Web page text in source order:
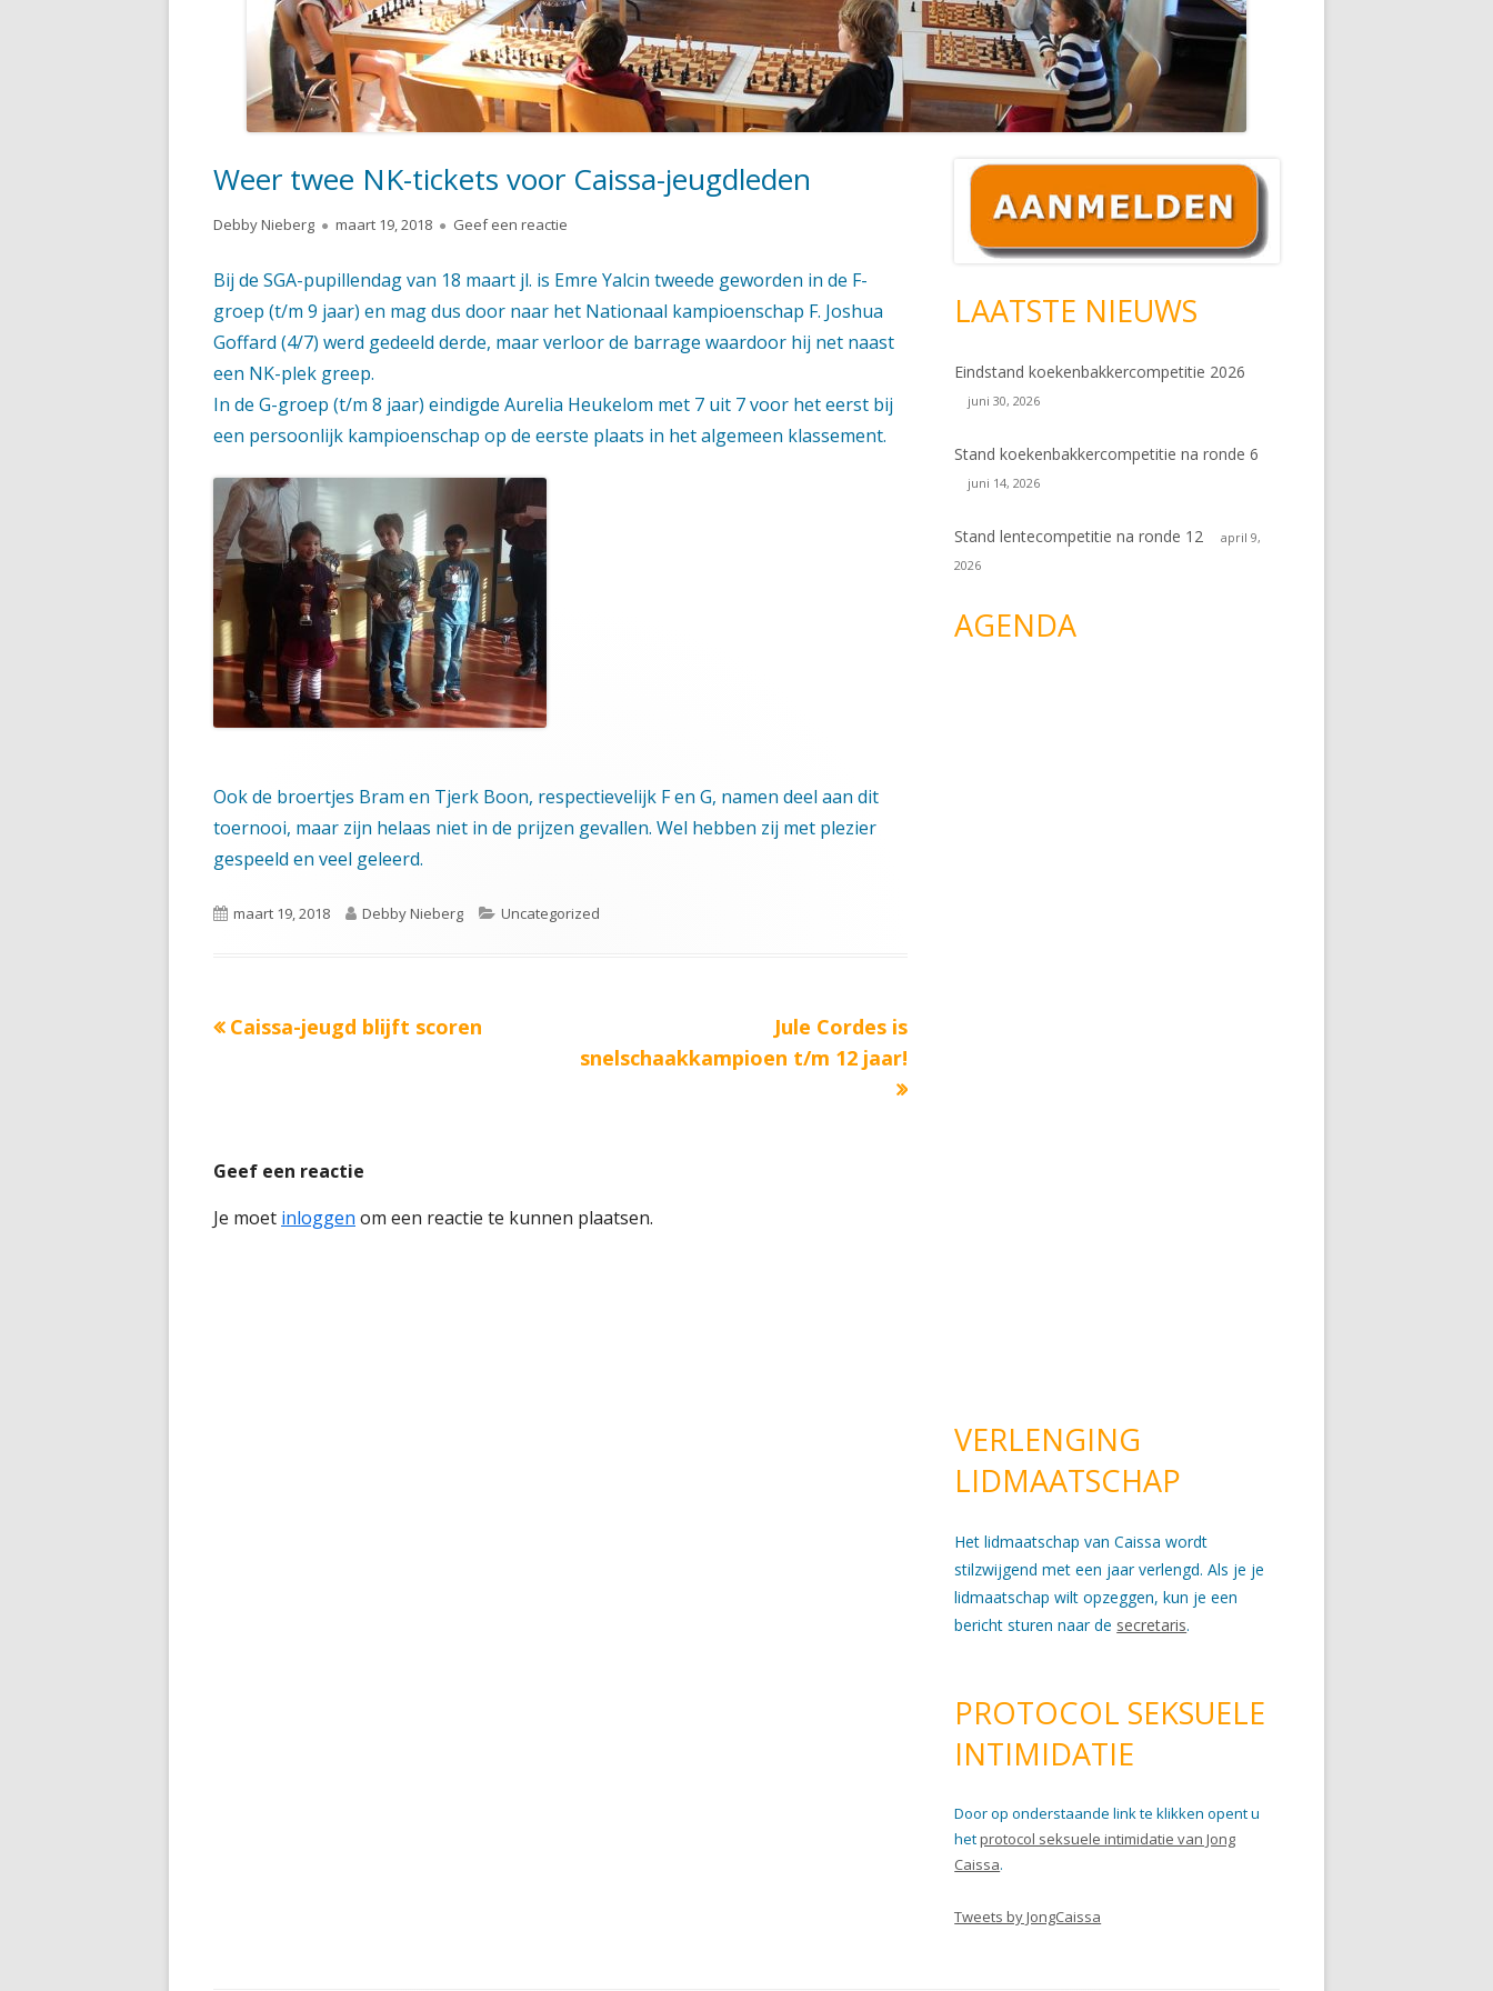
HANDIGE DOCUMENTENASPIRANTEN, HERFST 2023
SUPERSTERREN, HERFST 2023
Weer twee NK-tickets voor Caissa-jeugdleden
Auteur
Debby Nieberg
Gepubliceerd
maart 19, 2018 Geef een reactie
Bij de SGA-pupillendag van 18 maart jl. is Emre Yalcin tweede geworden in de F-
groep (t/m 9 jaar) en mag dus door naar het Nationaal kampioenschap F. Joshua
Goffard (4/7) werd gedeeld derde, maar verloor de barrage waardoor hij net naast
een NK-plek greep.
In de G-groep (t/m 8 jaar) eindigde Aurelia Heukelom met 7 uit 7 voor het eerst bij
een persoonlijk kampioenschap op de eerste plaats in het algemeen klassement.
Ook de broertjes Bram en Tjerk Boon, respectievelijk F en G, namen deel aan dit
toernooi, maar zijn helaas niet in de prijzen gevallen. Wel hebben zij met plezier
gespeeld en veel geleerd.
Gepubliceerd
maart 19, 2018 Auteur
Debby Nieberg Categorieën
Uncategorized
Bericht
Vorige
Caissa-jeugd blijft scoren
Volgende
bericht:
Jule Cordes is
snelschaakkampioen t/m 12 jaar!
Geef een reactie
Je moet inloggen om een reactie te kunnen plaatsen.
Hoofd
sidebar
LAATSTE NIEUWS
Eindstand koekenbakkercompetitie 2026
juni 30, 2026
Stand koekenbakkercompetitie na ronde 6
juni 14, 2026
Stand lentecompetitie na ronde 12
april 9,
2026
AGENDA
VERLENGING
LIDMAATSCHAP
Het lidmaatschap van Caissa wordt
stilzwijgend met een jaar verlengd. Als je je
lidmaatschap wilt opzeggen, kun je een
bericht sturen naar de secretaris.
PROTOCOL SEKSUELE
INTIMIDATIE
Door op onderstaande link te klikken opent u
hetprotocol seksuele intimidatie van Jong
Caissa.
Tweets by JongCaissa